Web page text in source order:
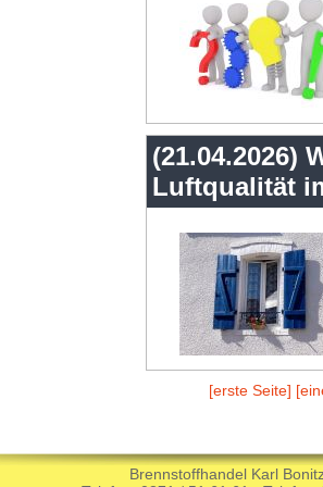
(21.04.2026)
Luftqualität
[erste Seite]
Brennstoffhandel Karl